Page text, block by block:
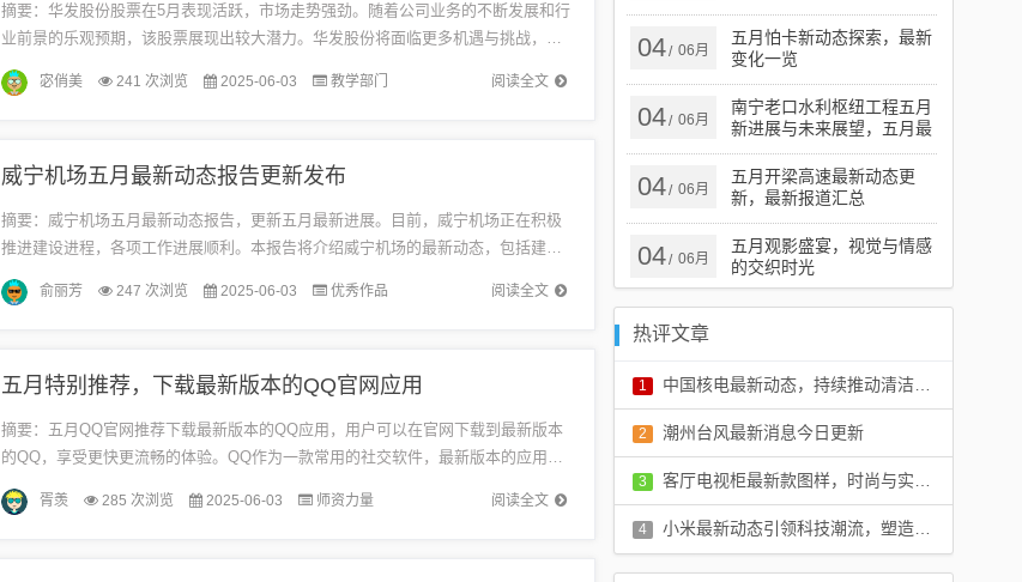
摘要：华发股份股票在5月表现活跃，市场走势强劲。随着公司业务的不断发展和行
业前景的乐观预期，该股票展现出较大潜力。华发股份将面临更多机遇与挑战，投
资者应关注公司战略规划、经营状况及行业趋势，以做出明智的投资决策。展望...
阅读全文
宓俏美 241 次浏览 2025-06-03 教学部门
威宁机场五月最新动态报告更新发布
摘要：威宁机场五月最新动态报告，更新五月最新进展。目前，威宁机场正在积极
推进建设进程，各项工作进展顺利。本报告将介绍威宁机场的最新动态，包括建设
进展、配套设施、未来规划等方面的信息。请持续关注威宁机场的最新动态，以
获...
阅读全文
俞丽芳 247 次浏览 2025-06-03 优秀作品
五月特别推荐，下载最新版本的QQ官网应用
摘要：五月QQ官网推荐下载最新版本的QQ应用，用户可以在官网下载到最新版本
的QQ，享受更快更流畅的体验。QQ作为一款常用的社交软件，最新版本的应用将
带来更好的用户体验和更多实用功能。为什么要下载最新版本的QQ应用？随...
阅读全文
胥羡 285 次浏览 2025-06-03 师资力量
04/ 06月
五月怕卡新动态探索，最新
变化一览
04/ 06月
南宁老口水利枢纽工程五月
新进展与未来展望，五月最
新动态揭秘！
04/ 06月
五月开梁高速最新动态更
新，最新报道汇总
04/ 06月
五月观影盛宴，视觉与情感
的交织时光
热评文章
1 中国核电最新动态，持续推动清洁能源发展进程
2 潮州台风最新消息今日更新
评论：0 条
3 客厅电视柜最新款图样，时尚与实用完美结合的设计展示
评论：0 条
4 小米最新动态引领科技潮流，塑造智能生活新篇章